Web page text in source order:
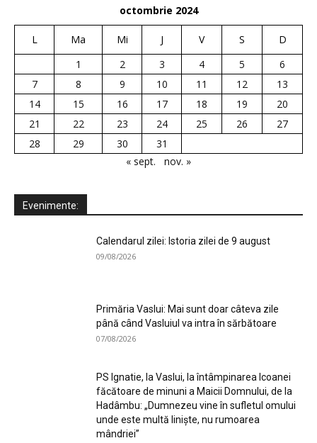
octombrie 2024
L Ma Mi J V S
D
1
2 3 4 5
6
7
8 9 10 11 12
13
14
15 16 17 18 19
20
21
22 23 24 25 26
27
28
29 30
31
« sept.
nov. »
Evenimente:
Calendarul zilei: Istoria zilei de 9 august
09/08/2026
Primăria Vaslui: Mai sunt doar câteva zile
până când Vasluiul va intra în sărbătoare
07/08/2026
PS Ignatie, la Vaslui, la întâmpinarea Icoanei
făcătoare de minuni a Maicii Domnului, de la
Hadâmbu: „Dumnezeu vine în sufletul omului
unde este multă liniște, nu rumoarea
mândriei”